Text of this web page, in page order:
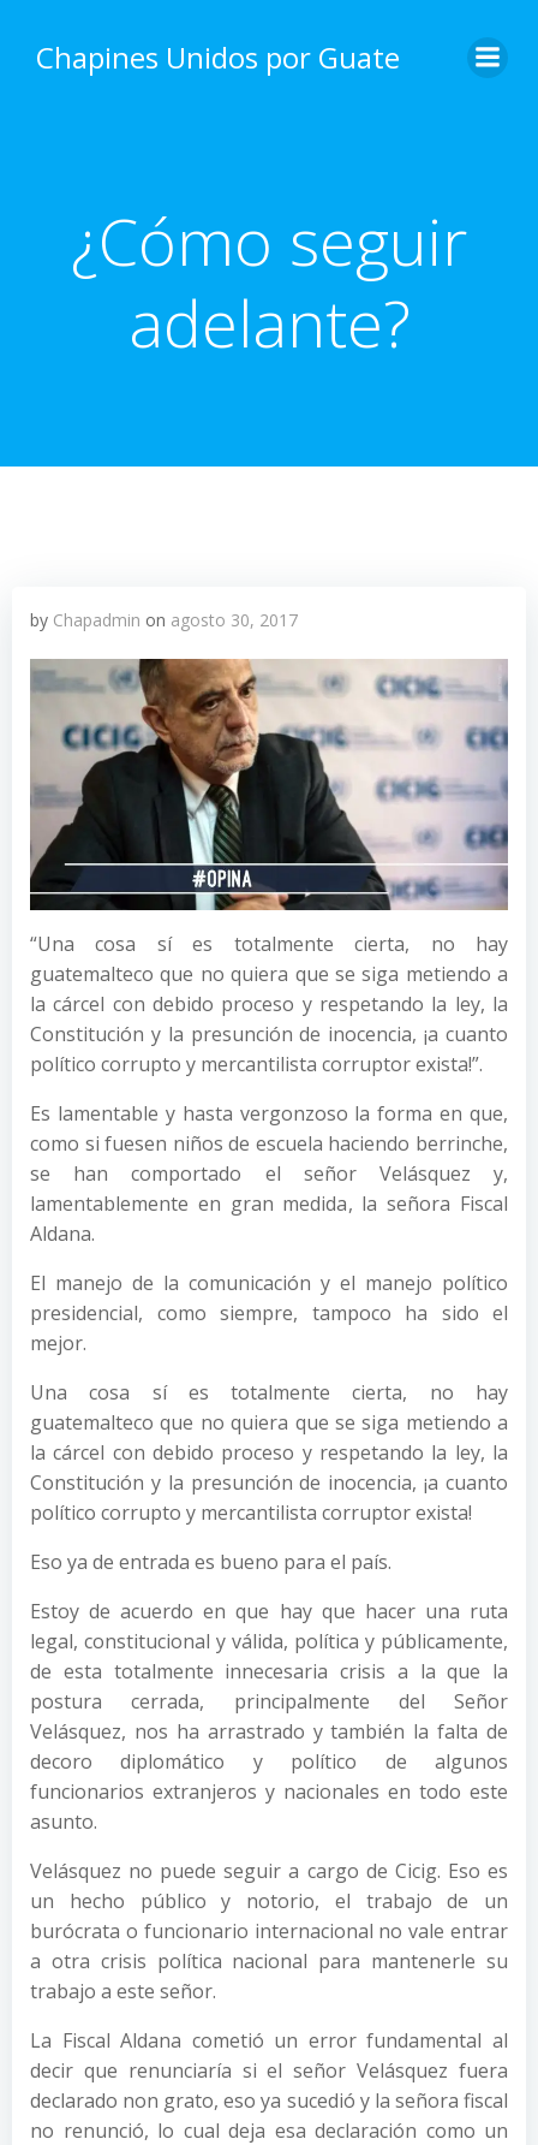
content
Chapines Unidos por Guate
¿Cómo seguir
adelante?
by Chapadmin on agosto 30, 2017
“Una cosa sí es totalmente cierta, no hay
guatemalteco que no quiera que se siga metiendo a
la cárcel con debido proceso y respetando la ley, la
Constitución y la presunción de inocencia, ¡a cuanto
político corrupto y mercantilista corruptor exista!”.
Es lamentable y hasta vergonzoso la forma en que,
como si fuesen niños de escuela haciendo berrinche,
se han comportado el señor Velásquez y,
lamentablemente en gran medida, la señora Fiscal
Aldana.
El manejo de la comunicación y el manejo político
presidencial, como siempre, tampoco ha sido el
mejor.
Una cosa sí es totalmente cierta, no hay
guatemalteco que no quiera que se siga metiendo a
la cárcel con debido proceso y respetando la ley, la
Constitución y la presunción de inocencia, ¡a cuanto
político corrupto y mercantilista corruptor exista!
Eso ya de entrada es bueno para el país.
Estoy de acuerdo en que hay que hacer una ruta
legal, constitucional y válida, política y públicamente,
de esta totalmente innecesaria crisis a la que la
postura cerrada, principalmente del Señor
Velásquez, nos ha arrastrado y también la falta de
decoro diplomático y político de algunos
funcionarios extranjeros y nacionales en todo este
asunto.
Velásquez no puede seguir a cargo de Cicig. Eso es
un hecho público y notorio, el trabajo de un
burócrata o funcionario internacional no vale entrar
a otra crisis política nacional para mantenerle su
trabajo a este señor.
La Fiscal Aldana cometió un error fundamental al
decir que renunciaría si el señor Velásquez fuera
declarado non grato, eso ya sucedió y la señora fiscal
no renunció, lo cual deja esa declaración como un